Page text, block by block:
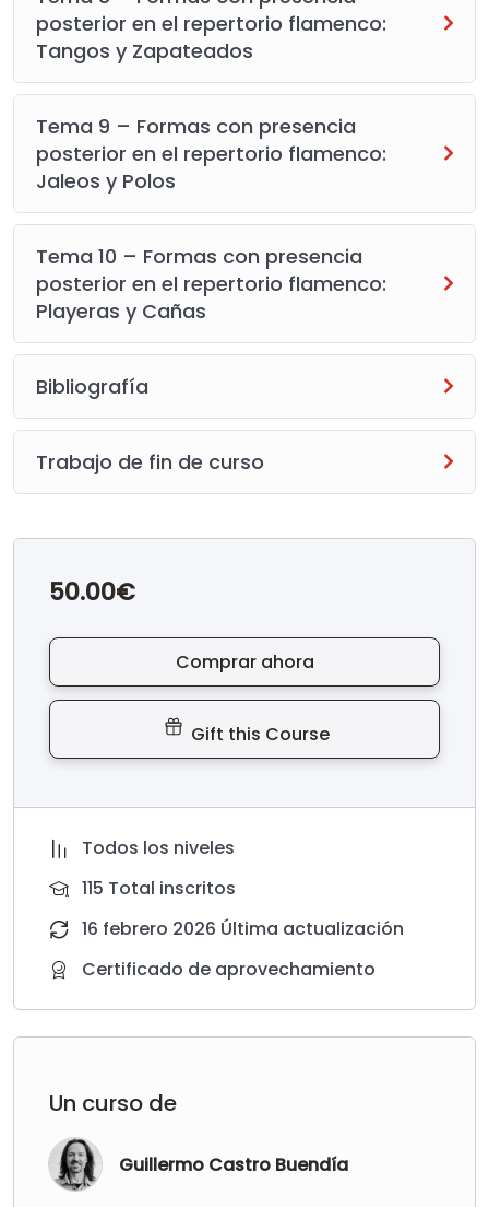
posterior en el repertorio flamenco:
Tangos y Zapateados
Tema 9 – Formas con presencia
posterior en el repertorio flamenco:
Jaleos y Polos
Tema 10 – Formas con presencia
posterior en el repertorio flamenco:
Playeras y Cañas
Bibliografía
Trabajo de fin de curso
50.00€
Comprar ahora
Gift this Course
Todos los niveles
115 Total inscritos
16 febrero 2026 Última actualización
Certificado de aprovechamiento
Un curso de
Guillermo Castro Buendía